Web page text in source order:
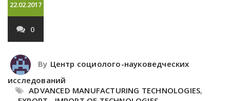
22.02.2017
0
By Центр социолого-науковедческих
исследований
ADVANCED MANUFACTURING TECHNOLOGIES,